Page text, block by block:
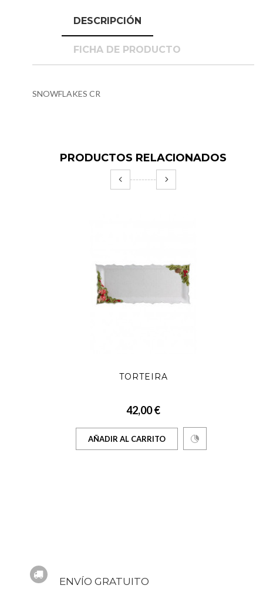
DESCRIPCIÓN
FICHA DE PRODUCTO
SNOWFLAKES CR
PRODUCTOS RELACIONADOS
TORTEIRA
42,00 €
AÑADIR AL CARRITO
ENVÍO GRATUITO